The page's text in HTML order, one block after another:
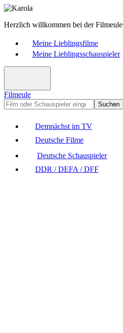
Herzlich willkommen bei der Filmeule
Meine Lieblingsfilme
Meine Lieblingsschauspieler
Filmeule
Suchen
Demnächst im TV
Deutsche Filme
Deutsche Schauspieler
DDR / DEFA / DFF